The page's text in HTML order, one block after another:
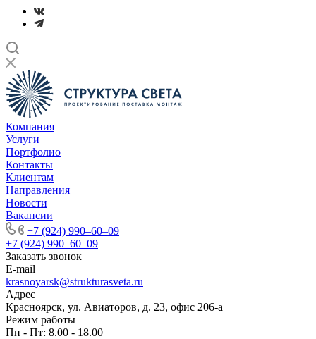
Компания
Услуги
Портфолио
Контакты
Клиентам
Направления
Новости
Вакансии
+7 (924) 990‒60‒09
+7 (924) 990‒60‒09
Заказать звонок
E-mail
krasnoyarsk@strukturasveta.ru
Адрес
Красноярск, ул. Авиаторов, д. 23, офис 206-а
Режим работы
Пн - Пт: 8.00 - 18.00